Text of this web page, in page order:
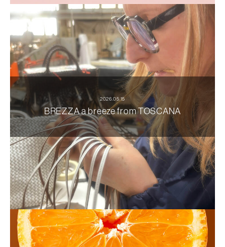
2026.05.15
BREZZA a breeze from TOSCANA